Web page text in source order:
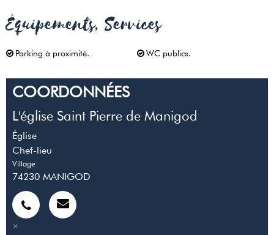
Équipements, Services
Parking à proximité WC publics
COORDONNÉES
L'église Saint Pierre de Manigod
Église
Chef-lieu
Village
74230 MANIGOD